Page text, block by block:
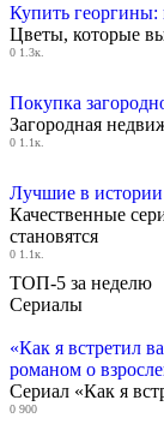
Купить георгины:
Цветы, которые
0 1.3к.
Покупка
Загородная
0 1.1к.
Лучшие в
Качественные
становятся
0 1.1к.
ТОП-5 за неделю
Сериалы
«Как я встретил
романом о
Сериал «Как я
0 900